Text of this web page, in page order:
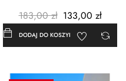
183,00 zł 133,00 zł
DODAJ DO KOSZYKA